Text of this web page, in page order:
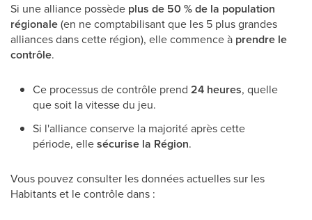
Si une alliance possède plus de 50 % de la population
régionale(en ne comptabilisant que les 5 plus grandes
alliances dans cette région), elle commence à prendre le
contrôle.
Ce processus de contrôle prend 24 heures, quelle
que soit la vitesse du jeu.
Si l'alliance conserve la majorité après cette
période, ellesécurise la Région.
Vous pouvez consulter les données actuelles sur les
Habitants et le contrôle dans :